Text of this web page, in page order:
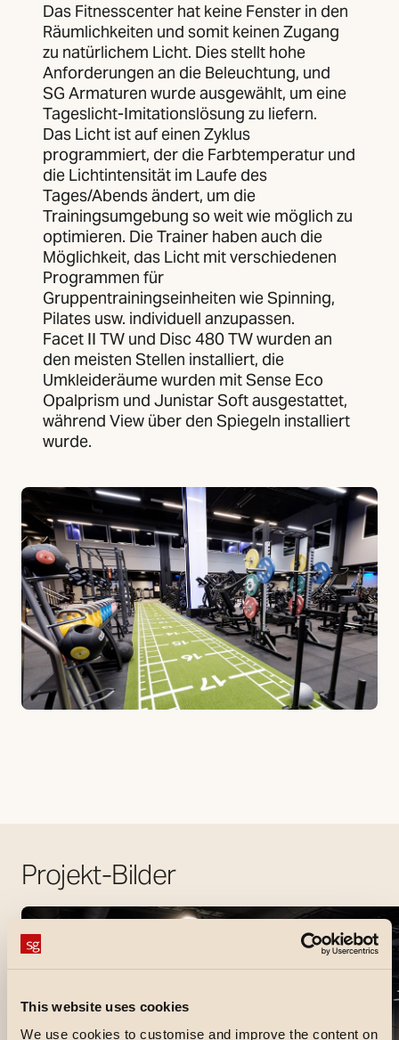
This website uses cookies
We use cookies to customise and improve the content on
Das Fitnesscenter hat keine Fenster in den
Räumlichkeiten und somit keinen Zugang
zu natürlichem Licht. Dies stellt hohe
Anforderungen an die Beleuchtung, und
SG Armaturen wurde ausgewählt, um eine
Tageslicht-Imitationslösung zu liefern.
Das Licht ist auf einen Zyklus
programmiert, der die Farbtemperatur und
die Lichtintensität im Laufe des
Tages/Abends ändert, um die
Trainingsumgebung so weit wie möglich zu
optimieren. Die Trainer haben auch die
Möglichkeit, das Licht mit verschiedenen
Programmen für
Gruppentrainingseinheiten wie Spinning,
Pilates usw. individuell anzupassen.
Facet II TW und Disc 480 TW wurden an
den meisten Stellen installiert, die
Umkleideräume wurden mit Sense Eco
Opalprism und Junistar Soft ausgestattet,
während View über den Spiegeln installiert
wurde.
Projekt-Bilder